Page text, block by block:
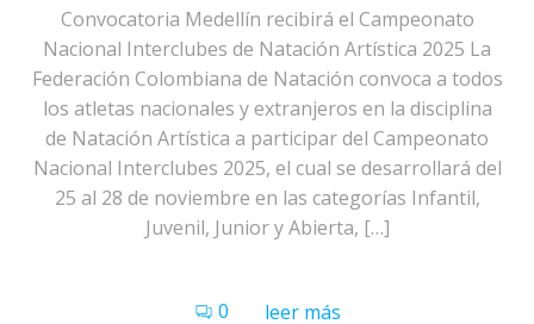
Convocatoria Medellín recibirá el Campeonato
Nacional Interclubes de Natación Artística 2025 La
Federación Colombiana de Natación convoca a todos
los atletas nacionales y extranjeros en la disciplina
de Natación Artística a participar del Campeonato
Nacional Interclubes 2025, el cual se desarrollará del
25 al 28 de noviembre en las categorías Infantil,
Juvenil, Junior y Abierta, […]
0 leer más